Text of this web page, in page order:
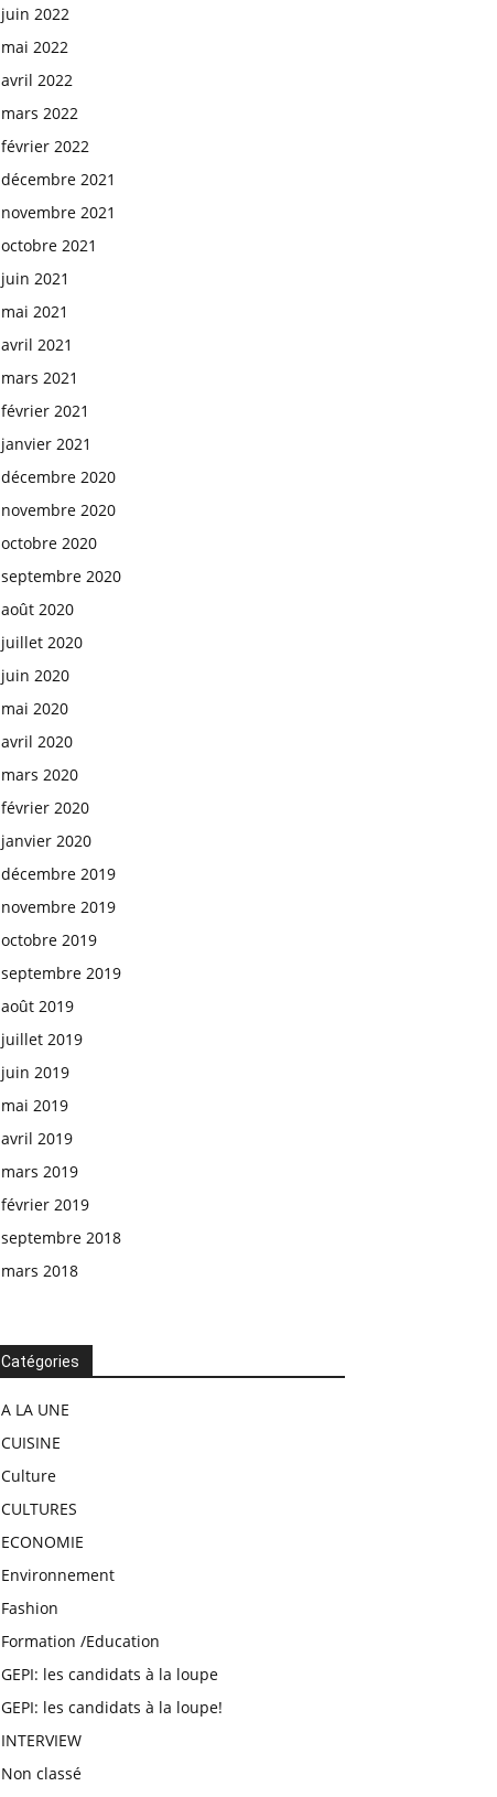
juin 2022
mai 2022
avril 2022
mars 2022
février 2022
décembre 2021
novembre 2021
octobre 2021
juin 2021
mai 2021
avril 2021
mars 2021
février 2021
janvier 2021
décembre 2020
novembre 2020
octobre 2020
septembre 2020
août 2020
juillet 2020
juin 2020
mai 2020
avril 2020
mars 2020
février 2020
janvier 2020
décembre 2019
novembre 2019
octobre 2019
septembre 2019
août 2019
juillet 2019
juin 2019
mai 2019
avril 2019
mars 2019
février 2019
septembre 2018
mars 2018
Catégories
A LA UNE
CUISINE
Culture
CULTURES
ECONOMIE
Environnement
Fashion
Formation /Education
GEPI: les candidats à la loupe
GEPI: les candidats à la loupe!
INTERVIEW
Non classé